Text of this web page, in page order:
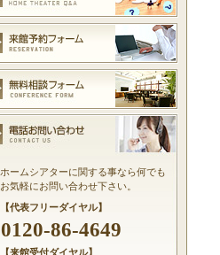
ホームシアターに関する事なら何でも
お気軽にお問い合わせ下さい。
【代表フリーダイヤル】
0120-86-4649
【来館受付ダイヤル】